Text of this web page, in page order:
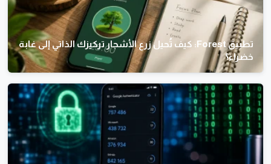
تطبيق Forest: كيف تُحيل زرع الأشجار تركيزك الذاتي إلى غابة
خضراء؟